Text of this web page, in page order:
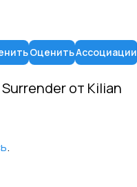
ОценитьАссоциации
от Kilian
.